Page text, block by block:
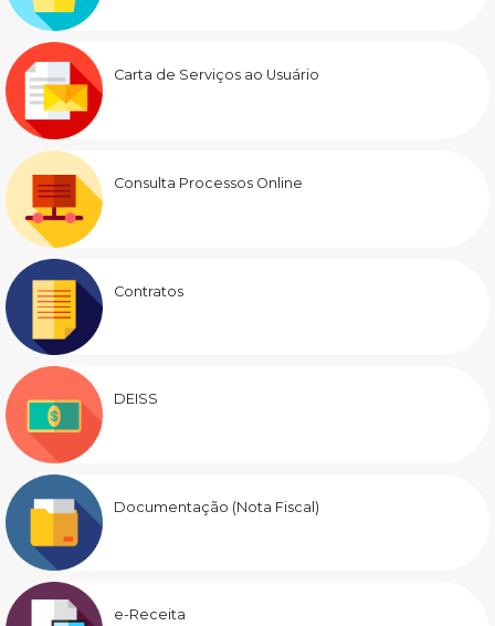
Carta de Serviços ao Usuário
Consulta Processos Online
Contratos
DEISS
Documentação (Nota Fiscal)
e-Receita